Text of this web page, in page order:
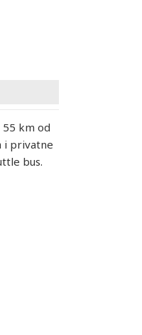
55 km od
i privatne
bus.